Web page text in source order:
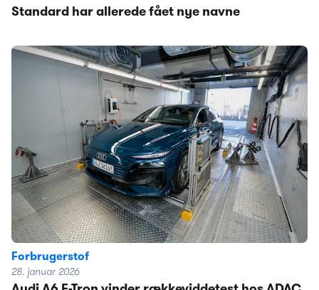
Standard har allerede fået nye navne
Forbrugerstof
28. januar 2026